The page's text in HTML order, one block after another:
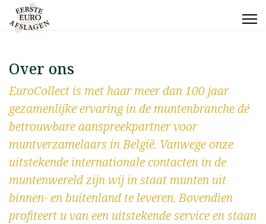
Over ons
EuroCollect is met haar meer dan 100 jaar
gezamenlijke ervaring in de muntenbranche dé
betrouwbare aanspreekpartner voor
muntverzamelaars in België. Vanwege onze
uitstekende internationale contacten in de
muntenwereld zijn wij in staat munten uit
binnen- en buitenland te leveren. Bovendien
profiteert u van een uitstekende service en staan